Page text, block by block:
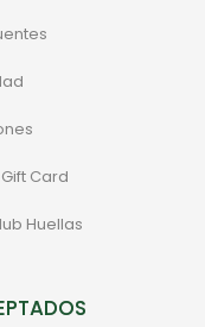
Card
Huellas